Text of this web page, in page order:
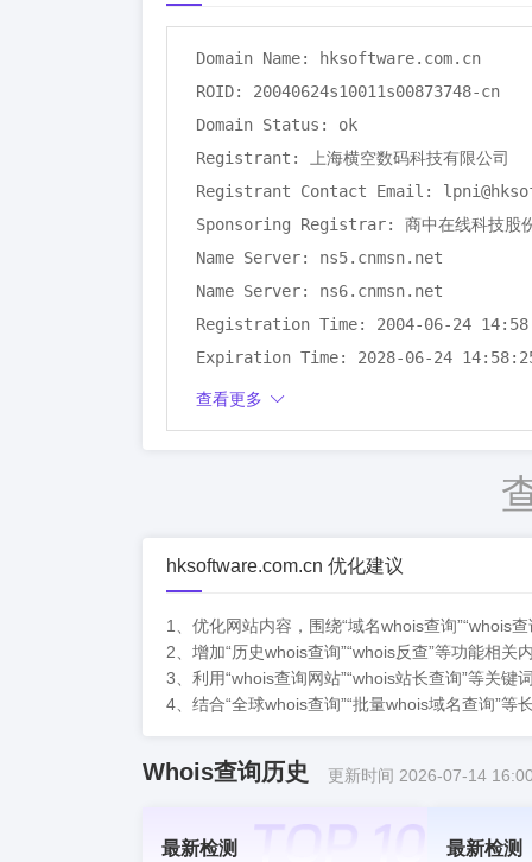
Domain Name: hksoftware.com.cn
ROID: 20040624s10011s00873748-cn
Domain Status: ok
Registrant: 上海横空数码科技有限公司
Registrant Contact Email:
Sponsoring Registrar: 商中在线科技股
Name Server: ns5.cnmsn.net
Name Server: ns6.cnmsn.net
Registration Time: 2004-06-24
Expiration Time: 2028-06-24
DNSSEC: unsigned
查看更多
hksoftware.com.cn 优化建议
1、优化网站内容，围绕“域名whois查询”“whois
2、增加“历史whois查询”“whois反查”等功能相
3、利用“whois查询网站”“whois站长查询”等关
4、结合“全球whois查询”“批量whois域名查询”
Whois查询历史 更新时间 2026-07-14
最新检测 最新检测